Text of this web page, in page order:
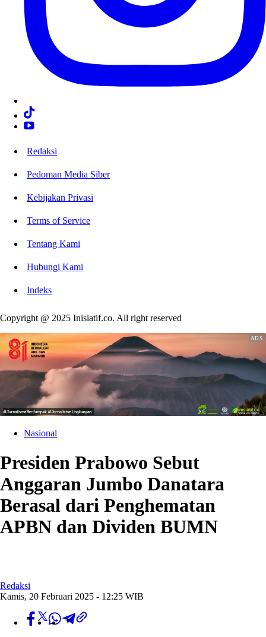
Redaksi
Pedoman Media Siber
Kebijakan Privasi
Terms of Service
Tentang Kami
Hubungi Kami
Indeks
Copyright @ 2025 Inisiatif.co. All right reserved
Nasional
Presiden Prabowo Sebut
Anggaran Jumbo Danatara
Berasal dari Penghematan
APBN dan Dividen BUMN
Redaksi
Kamis, 20 Februari 2025 - 12:25 WIB